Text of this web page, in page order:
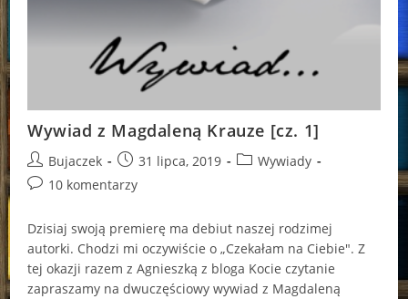
Wywiad z Magdaleną Krauze [cz. 1]
Post
author:
Bujaczek
Post
published:
31 lipca, 2019
PostWywiady
Post10 komentarzy
Dzisiaj swoją premierę ma debiut naszej rodzimej
autorki. Chodzi mi oczywiście o „Czekałam na Ciebie". Z
tej okazji razem z Agnieszką z bloga Kocie czytanie
zapraszamy na dwuczęściowy wywiad z Magdaleną